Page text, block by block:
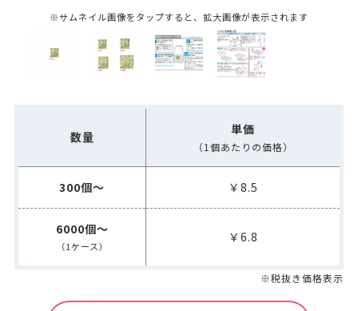
※サムネイル画像をタップすると、拡大画像が表示されます
数量 単価
（1個あたりの価格）
300個～ ￥8.5
6000個～
（1ケース）
￥6.8
※税抜き価格表示